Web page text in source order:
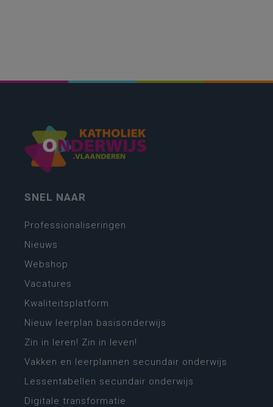
SNEL NAAR
Professionaliseringen
Nieuws
Webshop
Vacatures
Kwaliteitsplatform
Nieuw leerplan basisonderwijs
Zin in leren! Zin in leven!
Vakken en leerplannen secundair onderwijs
Lessentabellen secundair onderwijs
Digitale transformatie